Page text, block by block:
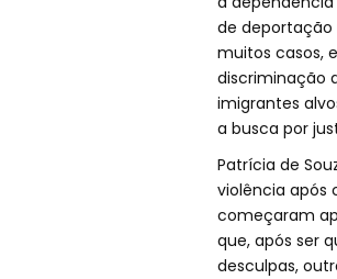
de deportação
muitos casos,
discriminação
imigrantes
a busca por
Patrícia de
violência após
começaram
que, após ser
desculpas,